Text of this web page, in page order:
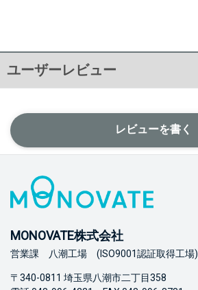
ユーザーレビュー
レビューを書く
MONOVATE株式会社
営業課 八潮工場 (ISO9001認証取得工場)
〒340-0811 埼玉県八潮市二丁目358